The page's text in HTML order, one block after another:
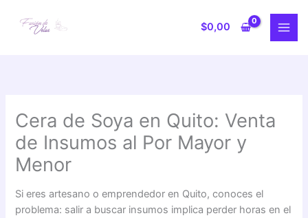
contenido
$0,00
Cera de Soya en Quito: Venta
de Insumos al Por Mayor y
Menor
Si eres artesano o emprendedor en Quito, conoces el
problema: salir a buscar insumos implica perder horas en el